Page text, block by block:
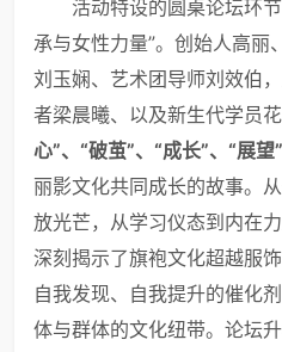
活动特设的圆桌论坛环
承与女性力量”。创始人高丽
刘玉娴、艺术团导师刘效伯
者梁晨曦、以及新生代学员
心”、“破茧”、“成长”、“展望”
丽影文化共同成长的故事。
放光芒，从学习仪态到内在
深刻揭示了旗袍文化超越服
自我发现、自我提升的催化
体与群体的文化纽带。论坛